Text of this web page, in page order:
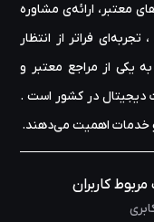
معتبر، ارائه‌ی مشاوره‌
فراتر از انتظار
یکی از مراجع معتبر و
دیجیتال در کشور است .
و خدمات اهمیت می‌دهند.
کاربران